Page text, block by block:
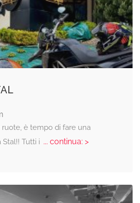
è tempo di fare una
Stal!! Tutti i ... continua: >